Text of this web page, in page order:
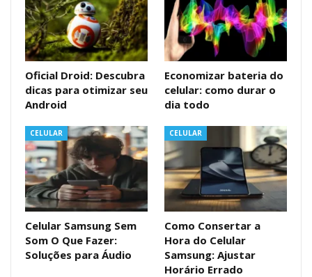
Oficial Droid: Descubra
dicas para otimizar seu
Android
Economizar bateria do
celular: como durar o
dia todo
CELULAR
Celular Samsung Sem
Som O Que Fazer:
Soluções para Áudio
CELULAR
Como Consertar a
Hora do Celular
Samsung: Ajustar
Horário Errado